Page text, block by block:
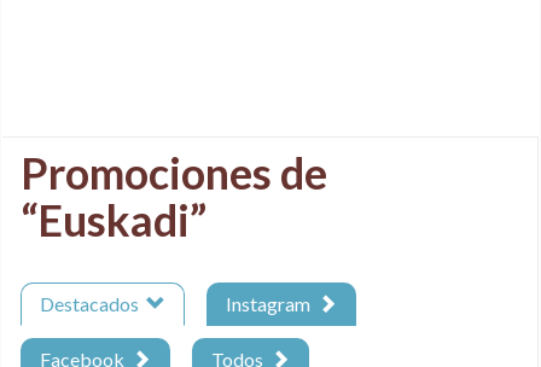
Promociones de
“Euskadi”
Destacados Instagram
Facebook Todos